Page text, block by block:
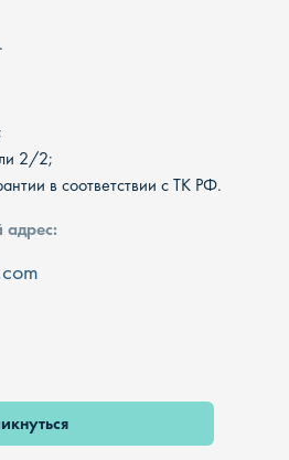
2/2;
в соответствии с ТК РФ.
адрес: